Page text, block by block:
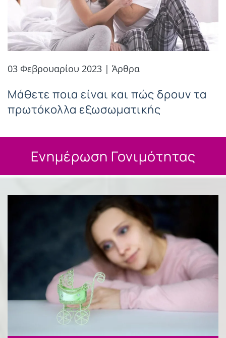
03 Φεβρουαρίου 2023 | Άρθρα
Μάθετε ποια είναι και πώς δρουν τα
πρωτόκολλα εξωσωματικής
Ενημέρωση Γονιμότητας